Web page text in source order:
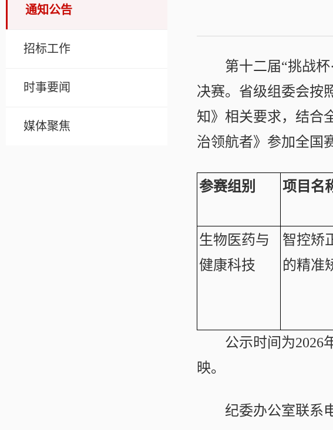
通知公告
招标工作
时事要闻
媒体聚焦
第十二届“挑战
决赛。省级组委会按
知》相关要求，结合
治领航者》参加全国
参赛组别 项目名
生物医药与
健康科技
智控矫
的精准
公示时间为2026
映。
纪委办公室联系